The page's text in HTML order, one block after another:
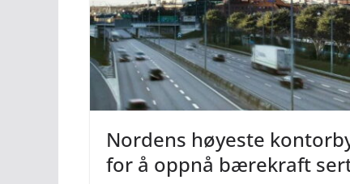
Nordens høyeste
for å oppnå bærekraft